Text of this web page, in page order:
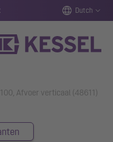
Dutch
Afvoer verticaal (48611)